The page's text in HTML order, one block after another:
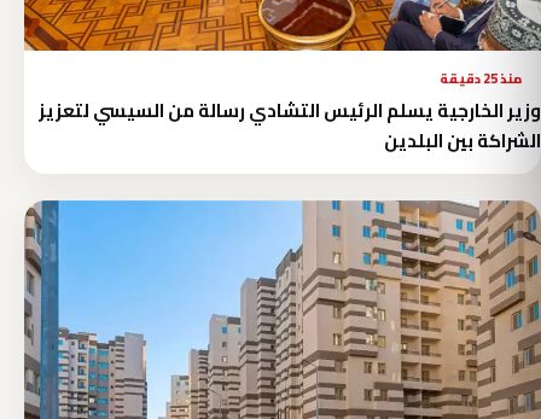
منذ 25 دقيقة
وزير الخارجية يسلم الرئيس التشادي رسالة من السيسي لتعزيز
الشراكة بين البلدين